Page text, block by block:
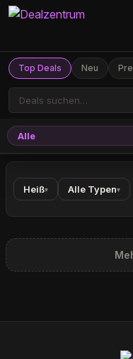
Top Deals Neu
Alle
Heiß▾ Alle Typen▾